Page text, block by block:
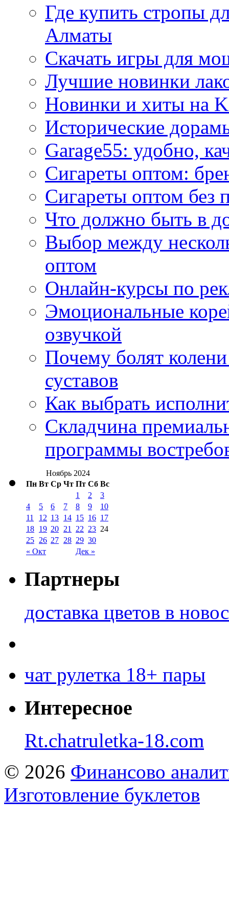
Где купить стропы
Алматы
Скачать игры для
Лучшие новинки
Новинки и хиты на
Исторические
Garage55: удобно,
Сигареты оптом:
Сигареты оптом без
Что должно быть в
Выбор между
оптом
Онлайн-курсы по
Эмоциональные
озвучкой
Почему болят
суставов
Как выбрать
Складчина
программы
Ноябрь 2024
Пн Вт Ср Чт Пт Сб Вс
« Окт Дек »
1 2
3
4
5 6 7 8 9
10
11
12 13 14 15 16 17
18 19 20 21 22 23 24
25 26 27 28 29 30
Партнеры
доставка цветов в
чат рулетка 18+ пары
Интересное
Rt.chatruletka-18.com
© 2026 Финансово
Изготовление буклетов